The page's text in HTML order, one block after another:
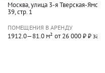
Москва, улица 3-я Тверская-
39, стр. 1
ПОМЕЩЕНИЯ В АРЕНДУ
1912.0—81.0 м² от 26 000 ₽ ₽ за